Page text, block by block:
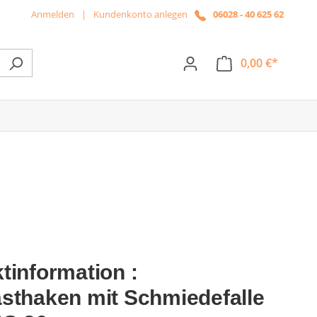
Anmelden | Kundenkonto anlegen 06028 - 40 625 62
0,00 €*
das Dropdown der Kategorie News
:
mit Schmiedefalle